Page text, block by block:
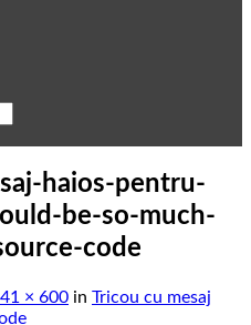
haios-pentru-
be-so-much-
code
× 600 in Tricou cu mesaj